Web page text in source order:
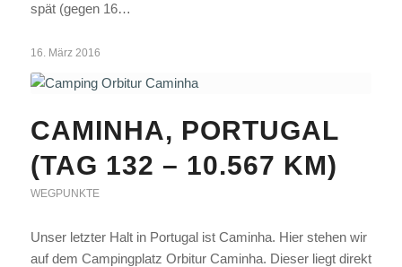
spät (gegen 16…
16. März 2016
CAMINHA, PORTUGAL
(TAG 132 – 10.567 KM)
WEGPUNKTE
Unser letzter Halt in Portugal ist Caminha. Hier stehen wir
auf dem Campingplatz Orbitur Caminha. Dieser liegt direkt